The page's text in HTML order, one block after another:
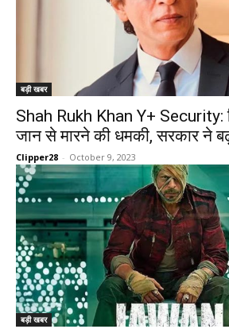
बड़ी खबर
Shah Rukh Khan Y+ Security:
जान से मारने की धमकी, सरकार ने
Clipper28 - October 9, 2023
बड़ी खबर